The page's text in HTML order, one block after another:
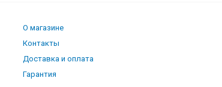
О магазине
Контакты
Доставка и оплата
Гарантия